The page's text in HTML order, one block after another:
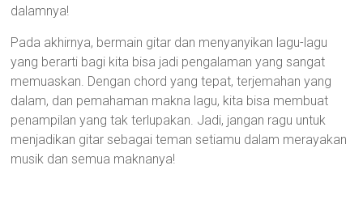
dalamnya!
Pada akhirnya, bermain gitar dan menyanyikan lagu-lagu
yang berarti bagi kita bisa jadi pengalaman yang sangat
memuaskan. Dengan chord yang tepat, terjemahan yang
dalam, dan pemahaman makna lagu, kita bisa membuat
penampilan yang tak terlupakan. Jadi, jangan ragu untuk
menjadikan gitar sebagai teman setiamu dalam merayakan
musik dan semua maknanya!